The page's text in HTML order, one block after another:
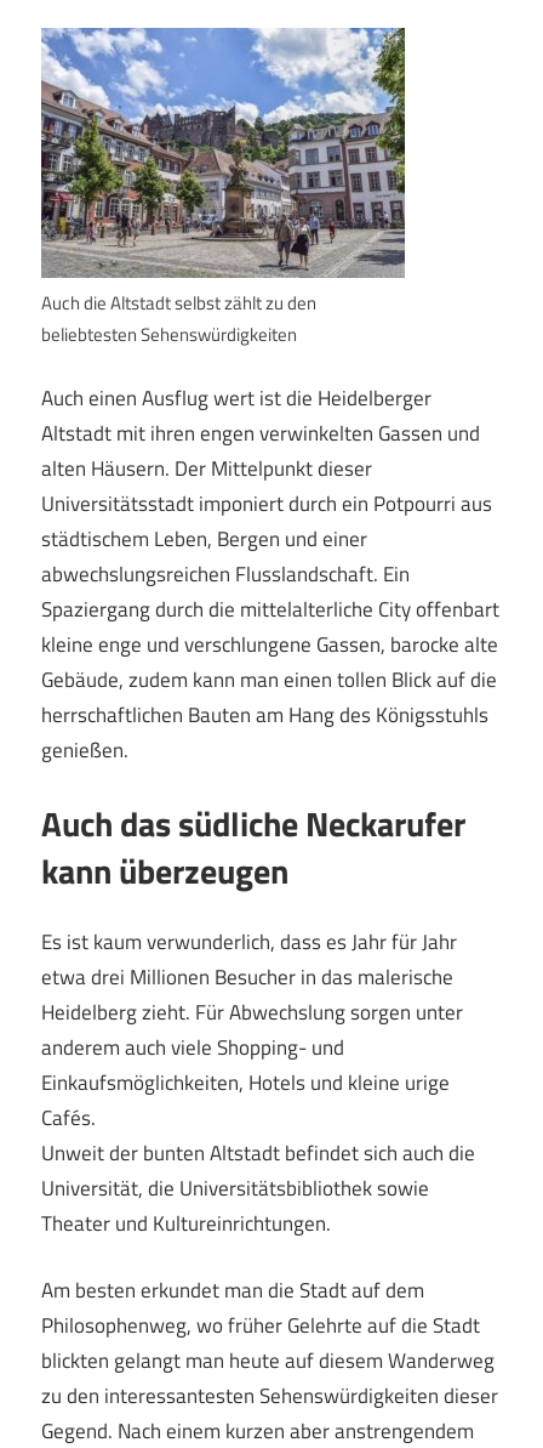
Auch die Altstadt selbst zählt zu den
beliebtesten Sehenswürdigkeiten
Auch einen Ausflug wert ist die Heidelberger
Altstadt mit ihren engen verwinkelten Gassen und
alten Häusern. Der Mittelpunkt dieser
Universitätsstadt imponiert durch ein Potpourri aus
städtischem Leben, Bergen und einer
abwechslungsreichen Flusslandschaft. Ein
Spaziergang durch die mittelalterliche City offenbart
kleine enge und verschlungene Gassen, barocke alte
Gebäude, zudem kann man einen tollen Blick auf die
herrschaftlichen Bauten am Hang des Königsstuhls
genießen.
Auch das südliche Neckarufer
kann überzeugen
Es ist kaum verwunderlich, dass es Jahr für Jahr
etwa drei Millionen Besucher in das malerische
Heidelberg zieht. Für Abwechslung sorgen unter
anderem auch viele Shopping- und
Einkaufsmöglichkeiten, Hotels und kleine urige
Cafés.
Unweit der bunten Altstadt befindet sich auch die
Universität, die Universitätsbibliothek sowie
Theater und Kultureinrichtungen.
Am besten erkundet man die Stadt auf dem
Philosophenweg, wo früher Gelehrte auf die Stadt
blickten gelangt man heute auf diesem Wanderweg
zu den interessantesten Sehenswürdigkeiten dieser
Gegend. Nach einem kurzen aber anstrengendem